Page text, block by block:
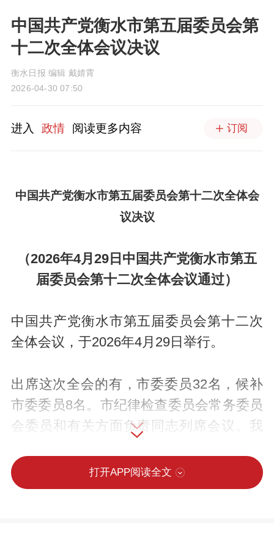
中国共产党衡水市第五届委员会第
十二次全体会议决议
衡水日报 编辑 戴婧霄
2026-04-30 07:50
进入 政情 阅读更多内容 订阅
中国共产党衡水市第五届委员会第十二次全体会
议决议
（2026年4月29日中国共产党衡水市第五
届委员会第十二次全体会议通过）
中国共产党衡水市第五届委员会第十二次
全体会议，于2026年4月29日举行。
出席这次全会的有，市委委员32名，候补
市委委员8名。市纪律检查委员会常务委员
会委员和有关方面负责同志列席会议。我
和市第五次党代会代表中的部分基层同志
列席会议。邀请党外副市级领导干部和市
打开APP阅读全文